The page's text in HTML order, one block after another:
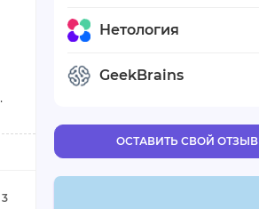
Нетология
GeekBrains
ОСТАВИТЬ СВОЙ ОТЗЫВ